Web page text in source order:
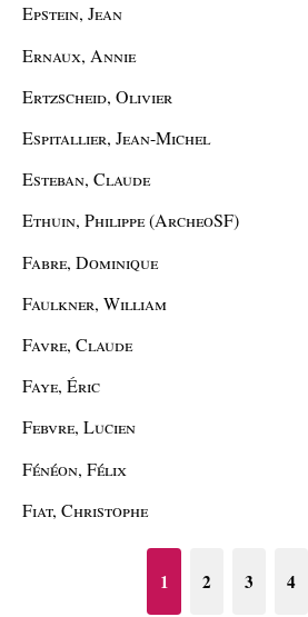
Epstein, Jean
Ernaux, Annie
Ertzscheid, Olivier
Espitallier, Jean-Michel
Esteban, Claude
Ethuin, Philippe (ArcheoSF)
Fabre, Dominique
Faulkner, William
Favre, Claude
Faye, Éric
Febvre, Lucien
Fénéon, Félix
Fiat, Christophe
1 2 3 4